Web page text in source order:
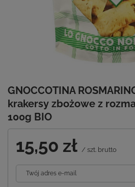
GNOCCOTINA
krakersy zbożowe z
100g BIO
15,50 zł / szt. brutto
Twój adres e-mail